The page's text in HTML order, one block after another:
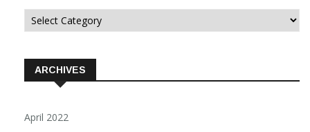
Categorii
ARCHIVES
April 2022